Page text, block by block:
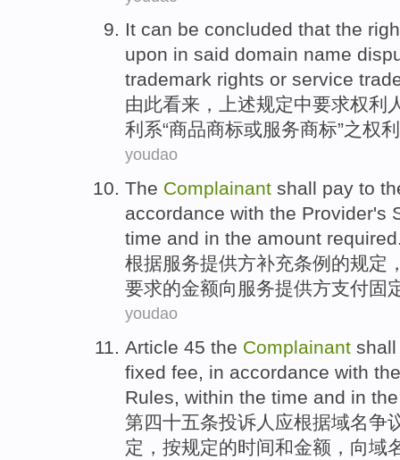
It can be concluded that the
upon in said domain name
trademark rights or service
由此看来，上述规定中要求权利
利 系“商品商标或服务商标”之权
youdao
The Complainant shall pay to
accordance with the Provider's
time and in the amount
根据服务提供方补充条例 的规定
要求的金额向 服务提供方支付固
youdao
Article 45 the Complainant shall
fixed fee, in accordance with the
Rules, within the time and in the
第四十五条投诉人 应根据域名争
定，按规定的时间和金额，向域